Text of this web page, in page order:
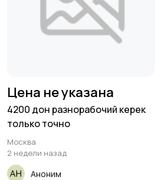
Цена не указана
4200 дон разнорабочий керек
только точно
Москва
2 недели назад
Аноним